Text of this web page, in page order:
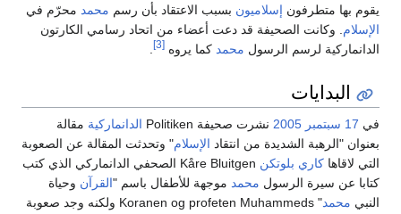
يقوم بها متطرفون إسلاميون بسبب الاعتقاد بأن رسم محمد محرّم في
الإسلام . وكانت الصحيفة قد دعت أعضاء من اتحاد رسامي الكارتون
الدانماركية لرسم الرسول محمد كما يروه [3]
البدايات
في 17 سبتمبر 2005 نشرت صحيفة Politiken الدانماركية مقالة
بعنوان "الرهبة الشديدة من انتقاد الإسلام" وتحدثت المقالة عن الصعوبة
التي لاقاها كاري بلوتكن
Kåre Bluitgen الصحفي الدانماركي الذي كتب
كتابا عن سيرة الرسول محمد موجهة للأطفال باسم "القرآن وحياة
النبي محمد
" Koranen og profeten Muhammeds ولكنه وجد صعوبة